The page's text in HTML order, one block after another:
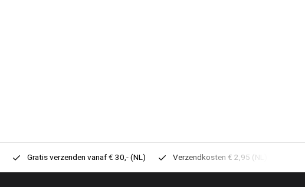
Gratis verzenden vanaf € 30,- (NL) Verzendkosten € 2,95 (NL)